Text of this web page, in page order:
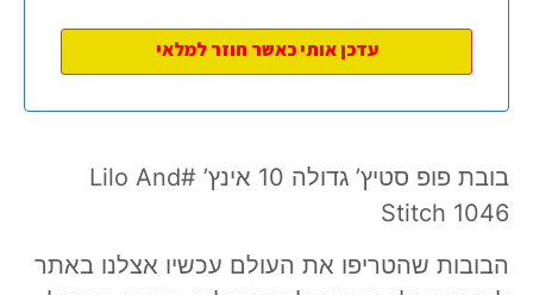
בובת פופ סטיץ’ גדולה 10 אינץ’ #Lilo And
Stitch 1046
הבובות שהטריפו את העולם עכשיו אצלנו באתר